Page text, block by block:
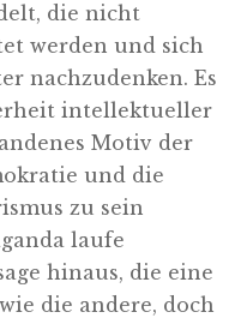
die nicht
werden und sich
nachzudenken. Es
intellektueller
Motiv der
und die
zu sein
laufe
hinaus, die eine
die andere, doch